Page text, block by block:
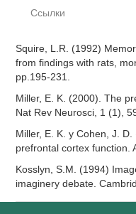
Ссылки
Squire, L.R. (1992)
from findings with rats,
pp.195-231.
Miller, E. K. (2000). The
Nat Rev Neurosci, 1 (1),
Miller, E. K. y Cohen, J.
prefrontal cortex function.
Kosslyn, S.M. (1994)
imaginery debate.